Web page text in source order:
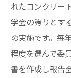
れたコンクリー
学会の誇りとす
の実施です。毎
程度を選んで委
書を作成し報告